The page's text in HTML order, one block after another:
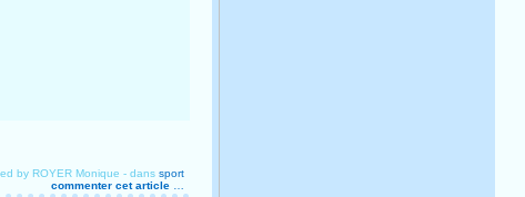
by ROYER Monique -dans sport
commenter cet article